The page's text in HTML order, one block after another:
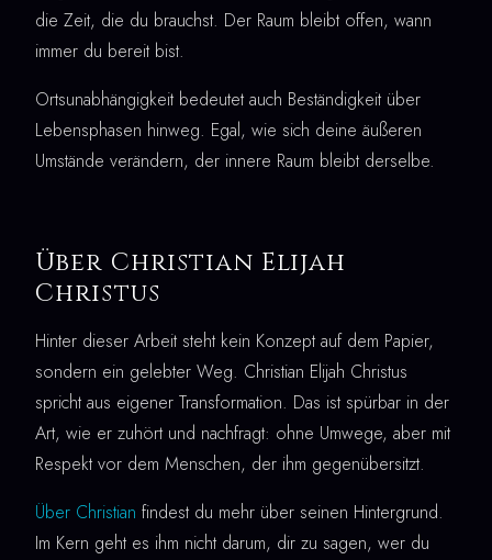
die Zeit, die du brauchst. Der Raum bleibt offen, wann
immer du bereit bist.
Ortsunabhängigkeit bedeutet auch Beständigkeit über
Lebensphasen hinweg. Egal, wie sich deine äußeren
Umstände verändern, der innere Raum bleibt derselbe.
Über Christian Elijah
Christus
Hinter dieser Arbeit steht kein Konzept auf dem Papier,
sondern ein gelebter Weg. Christian Elijah Christus
spricht aus eigener Transformation. Das ist spürbar in der
Art, wie er zuhört und nachfragt: ohne Umwege, aber mit
Respekt vor dem Menschen, der ihm gegenübersitzt.
Über Christian findest du mehr über seinen Hintergrund.
Im Kern geht es ihm nicht darum, dir zu sagen, wer du